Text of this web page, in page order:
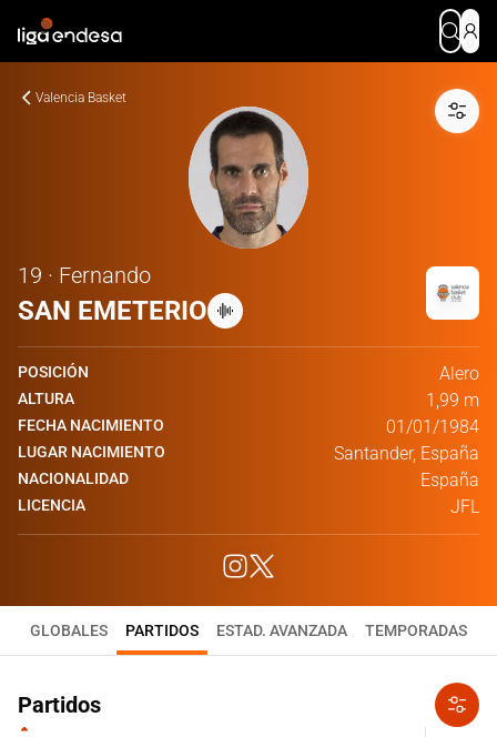
Valencia Basket
19 · Fernando
SAN EMETERIO
POSICIÓN Alero
ALTURA 1,99 m
FECHA NACIMIENTO 01/01/1984
LUGAR NACIMIENTO Santander, España
NACIONALIDAD España
LICENCIA JFL
GLOBALES PARTIDOS ESTAD. AVANZADA TEMPORADAS
Partidos